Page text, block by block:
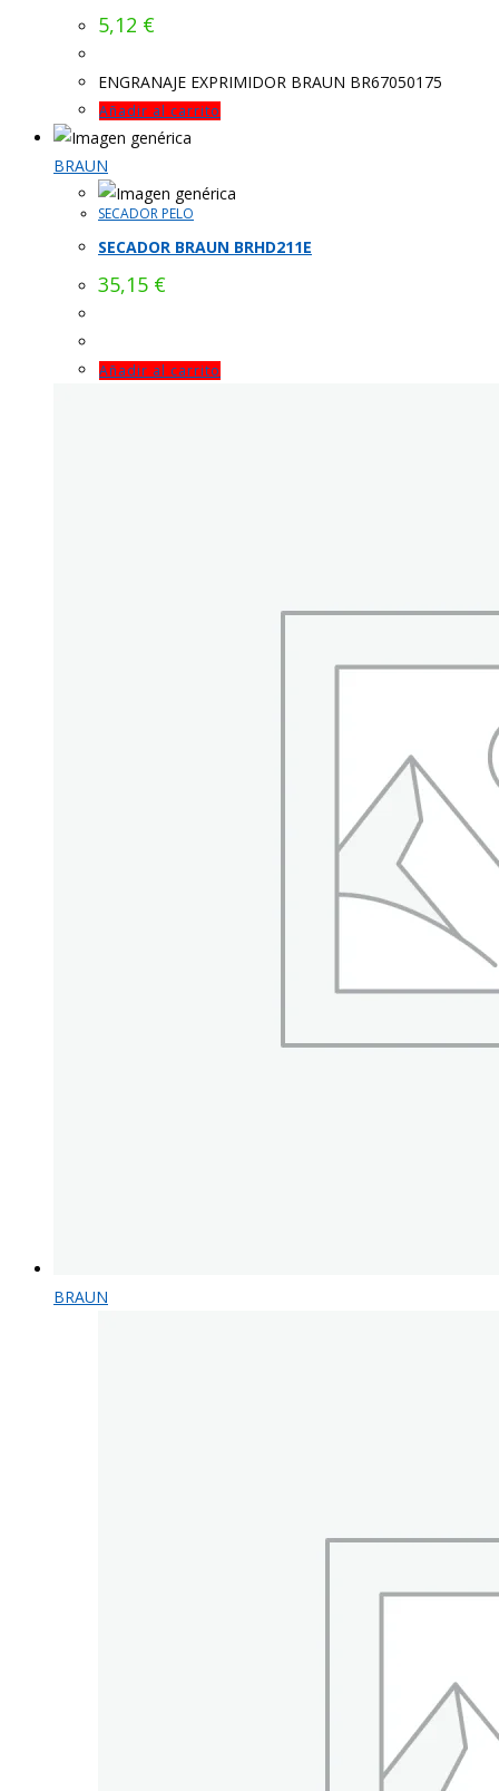
5,12 €
ENGRANAJE EXPRIMIDOR BRAUN BR67050175
Añadir al carrito
BRAUN
SECADOR PELO
SECADOR BRAUN BRHD211E
35,15 €
Añadir al carrito
BRAUN